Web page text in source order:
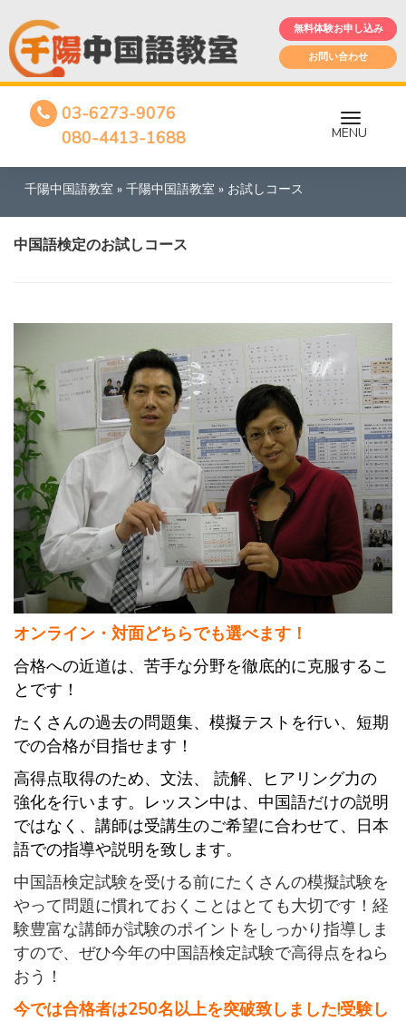
無料体験お申し込み
お問い合わせ
MENU
03-6273-9076
080-4413-1688
千陽中国語教室 »千陽中国語教室 » お試しコース
中国語検定のお試しコース
オンライン・対面どちらでも選べます！
合格への近道は、苦手な分野を徹底的に克服するこ
とです！
たくさんの過去の問題集、模擬テストを行い、短期
での合格が目指せます！
高得点取得のため、文法、 読解、ヒアリング力の
強化を行います。レッスン中は、中国語だけの説明
ではなく、講師は受講生のご希望に合わせて、日本
語での指導や説明を致します。
中国語検定試験を受ける前にたくさんの模擬試験を
やって問題に慣れておくことはとても大切です！経
験豊富な講師が試験のポイントをしっかり指導しま
すので、ぜひ今年の中国語検定試験で高得点をねら
おう！
今では合格者は250名以上を突破致しました!受験し